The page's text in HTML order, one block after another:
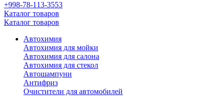
+998-78-113-3553
Каталог товаров
Каталог товаров
Автохимия
Автохимия для мойки
Автохимия для салона
Автохимия для стекол
Автошампуни
Антифриз
Очистители для автомобилей